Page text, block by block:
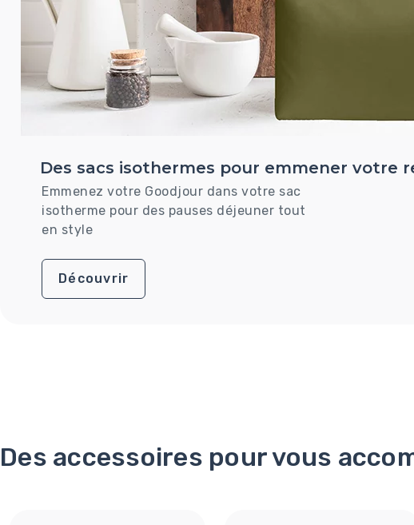
Des sacs isothermes pour emmener votre
Emmenez votre Goodjour dans votre sac
isotherme pour des pauses déjeuner tout
en style
Découvrir
Des accessoires pour vous